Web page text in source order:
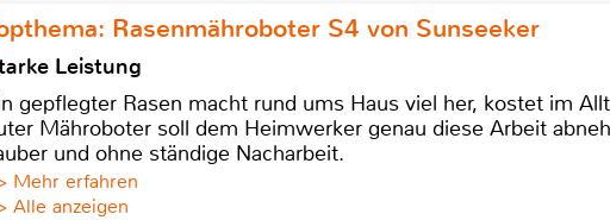
Rasenmähroboter S4 von Sunseeker
Leistung
gepflegter Rasen macht rund ums Haus viel her, kostet im
Mähroboter soll dem Heimwerker genau diese Arbeit
und ohne ständige Nacharbeit.
Mehr erfahren
Alle anzeigen